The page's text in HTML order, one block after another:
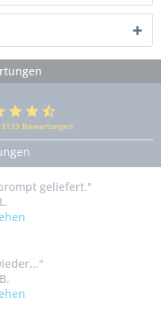
Bewertungen
geliefert."